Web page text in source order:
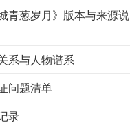
青葱岁月》版本与来源说
系与人物谱系
问题清单
录